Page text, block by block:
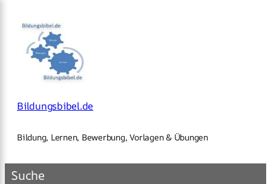
Inhalt
springen
Bildungsbibel.de
Bildung, Lernen, Bewerbung, Vorlagen & Übungen
Suche